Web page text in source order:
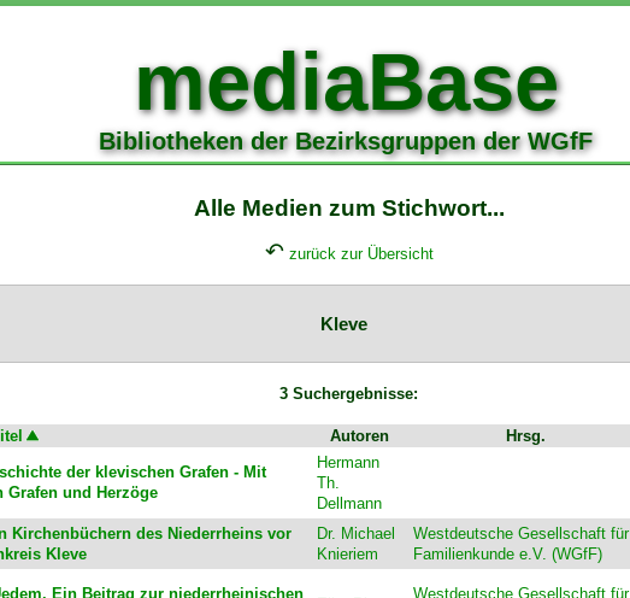
mediaBase
Bibliotheken der Bezirksgruppen der WGfF
Alle Medien zum Stichwort...
↶ zurück zur Übersicht
Kleve
3 Suchergebnisse:
Autoren Hrsg.
der klevischen Grafen - Mit
Grafen und Herzöge
Hermann
Th.
Dellmann
Kirchenbüchern des Niederrheins vor
Kleve
Dr. Michael
Knieriem
Westdeutsche Gesellschaft für
Familienkunde e.V. (WGfF)
Ein Beitrag zur niederrheinischen
Westdeutsche Gesellschaft für